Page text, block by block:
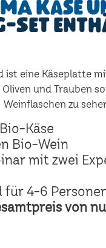
Käse
Set
Käse
Bio-Wein
mit zwei
für 4-6
von